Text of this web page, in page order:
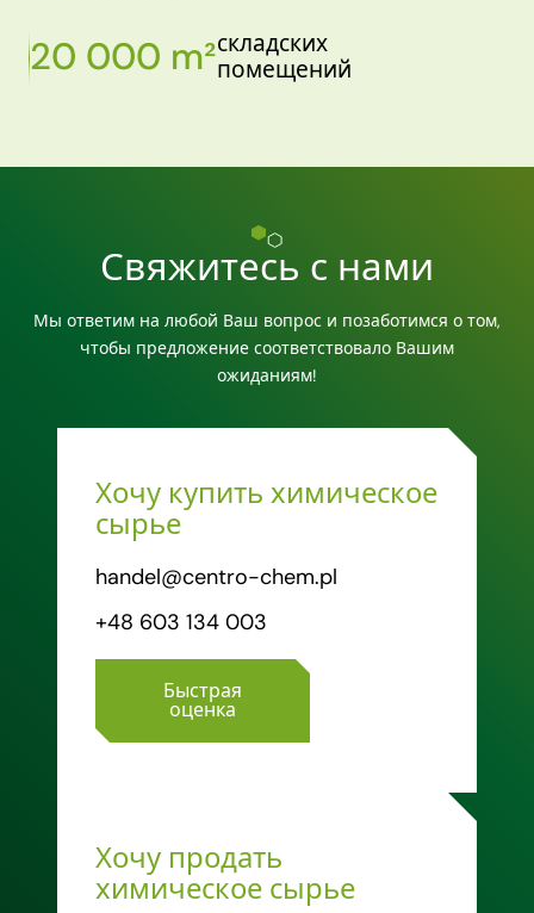
20 000 m²складских
помещений
Свяжитесь с нами
Мы ответим на любой Ваш вопрос и позаботимся о том,
чтобы предложение соответствовало Вашим
ожиданиям!
Хочу купить химическое
сырье
handel@centro-chem.pl
+48 603 134 003
Быстрая
оценка
Хочу продать
химическое сырье